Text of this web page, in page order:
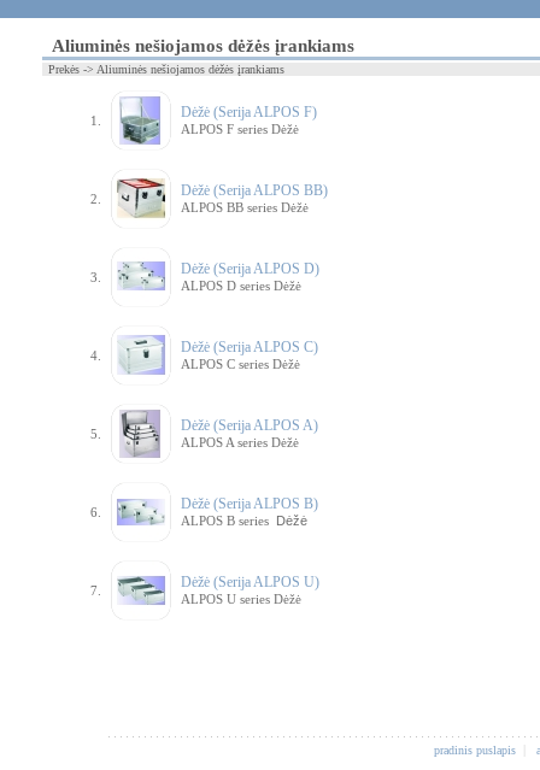
Aliuminės nešiojamos dėžės įrankiams
Prekės -> Aliuminės nešiojamos dėžės įrankiams
1. Dėžė (Serija ALPOS F)
ALPOS F series Dėžė
2. Dėžė (Serija ALPOS BB)
ALPOS BB series Dėžė
3. Dėžė (Serija ALPOS D)
ALPOS D series Dėžė
4. Dėžė (Serija ALPOS C)
ALPOS C series Dėžė
5. Dėžė (Serija ALPOS A)
ALPOS A series Dėžė
6. Dėžė (Serija ALPOS B)
ALPOS B series Dėžė
7. Dėžė (Serija ALPOS U)
ALPOS U series Dėžė
pradinis puslapis|